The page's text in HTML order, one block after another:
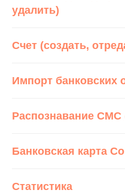
удалить)
Счет (создать,
Импорт банковских
Распознавание СМС
Банковская карта
Статистика